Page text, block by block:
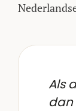
Als
dan